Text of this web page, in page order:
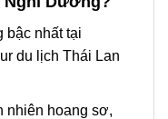
bậc nhất tại
du lịch Thái Lan
nhiên hoang sơ,